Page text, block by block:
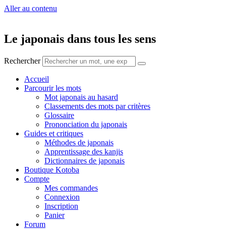
Aller au contenu
Le japonais dans tous les sens
Rechercher
Accueil
Parcourir les mots
Mot japonais au hasard
Classements des mots par critères
Glossaire
Prononciation du japonais
Guides et critiques
Méthodes de japonais
Apprentissage des kanjis
Dictionnaires de japonais
Boutique Kotoba
Compte
Mes commandes
Connexion
Inscription
Panier
Forum